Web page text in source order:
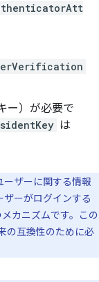
ー）が必要で
は
ザーに関する情報
ーがログインする
カニズムです。この
の互換性のために必